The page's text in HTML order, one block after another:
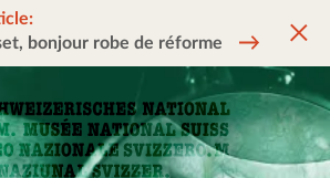
bonjour robe de réforme